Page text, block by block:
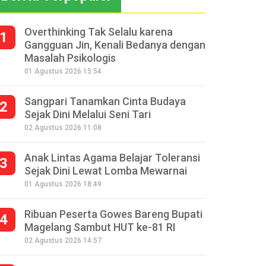
1
Overthinking Tak Selalu karena
Gangguan Jin, Kenali Bedanya dengan
Masalah Psikologis
01 Agustus 2026 15:54
2
Sangpari Tanamkan Cinta Budaya
Sejak Dini Melalui Seni Tari
02 Agustus 2026 11:08
3
Anak Lintas Agama Belajar Toleransi
Sejak Dini Lewat Lomba Mewarnai
01 Agustus 2026 18:49
4
Ribuan Peserta Gowes Bareng Bupati
Magelang Sambut HUT ke-81 RI
02 Agustus 2026 14:57